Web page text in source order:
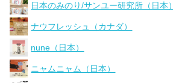
日本のみのり/サンユー研究所（日本）
ナウフレッシュ（カナダ）
nune（日本）
ニャムニャム（日本）